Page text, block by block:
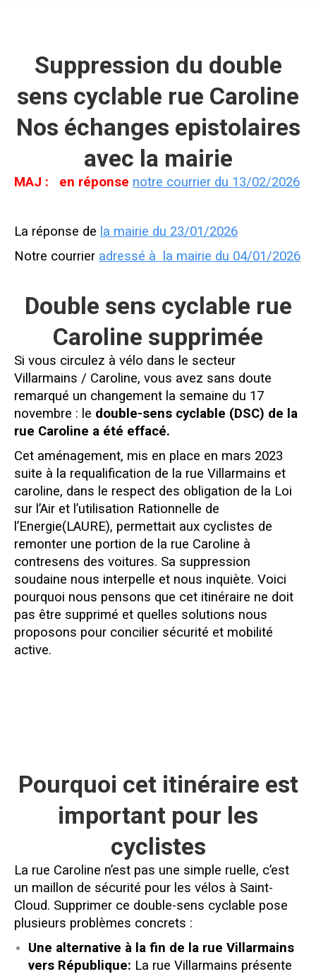
Suppression du double
sens cyclable rue Caroline
Nos échanges epistolaires
avec la mairie
MAJ : en réponse notre courrier du 13/02/2026
La réponse de la mairie du 23/01/2026
Notre courrier adressé à la mairie du 04/01/2026
Double sens cyclable rue
Caroline supprimée
Si vous circulez à vélo dans le secteur
Villarmains / Caroline, vous avez sans doute
remarqué un changement la semaine du 17
novembre : le double-sens cyclable (DSC) de la
rue Caroline a été effacé.
Cet aménagement, mis en place en mars 2023
suite à la requalification de la rue Villarmains et
caroline, dans le respect des obligation de la Loi
sur l’Air et l’utilisation Rationnelle de
l’Energie(LAURE), permettait aux cyclistes de
remonter une portion de la rue Caroline à
contresens des voitures. Sa suppression
soudaine nous interpelle et nous inquiète. Voici
pourquoi nous pensons que cet itinéraire ne doit
pas être supprimé et quelles solutions nous
proposons pour concilier sécurité et mobilité
active.
Pourquoi cet itinéraire est
important pour les
cyclistes
La rue Caroline n’est pas une simple ruelle, c’est
un maillon de sécurité pour les vélos à Saint-
Cloud. Supprimer ce double-sens cyclable pose
plusieurs problèmes concrets :
Une alternative à la fin de la rue Villarmains
vers République: La rue Villarmains présente